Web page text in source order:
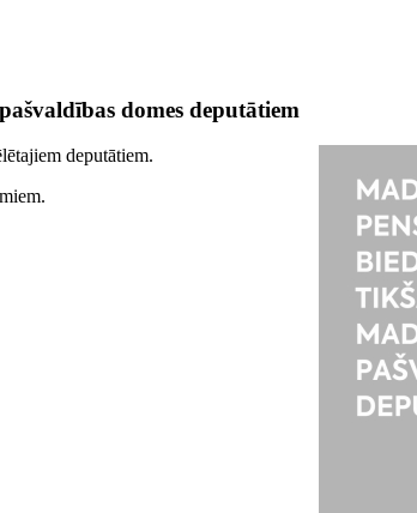
domes deputātiem
deputātiem.